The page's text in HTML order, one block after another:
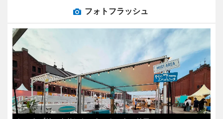
フォトフラッシュ